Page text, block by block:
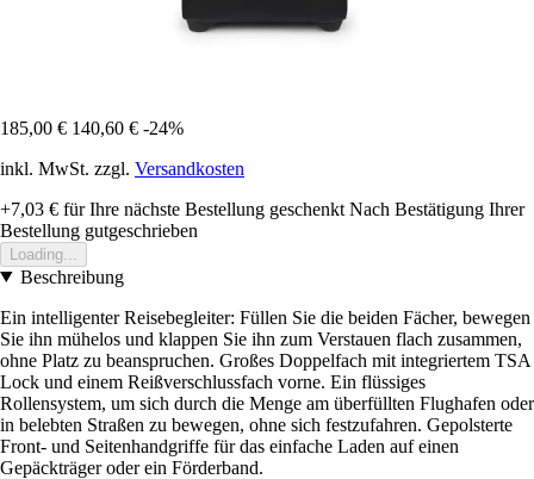
185,00 € 140,60 € -24%
inkl. MwSt. zzgl. Versandkosten
+7,03 € für Ihre nächste Bestellung geschenkt Nach Bestätigung Ihrer
Bestellung gutgeschrieben
Loading...
Beschreibung
Ein intelligenter Reisebegleiter: Füllen Sie die beiden Fächer, bewegen
Sie ihn mühelos und klappen Sie ihn zum Verstauen flach zusammen,
ohne Platz zu beanspruchen. Großes Doppelfach mit integriertem TSA
Lock und einem Reißverschlussfach vorne. Ein flüssiges
Rollensystem, um sich durch die Menge am überfüllten Flughafen oder
in belebten Straßen zu bewegen, ohne sich festzufahren. Gepolsterte
Front- und Seitenhandgriffe für das einfache Laden auf einen
Gepäckträger oder ein Förderband.